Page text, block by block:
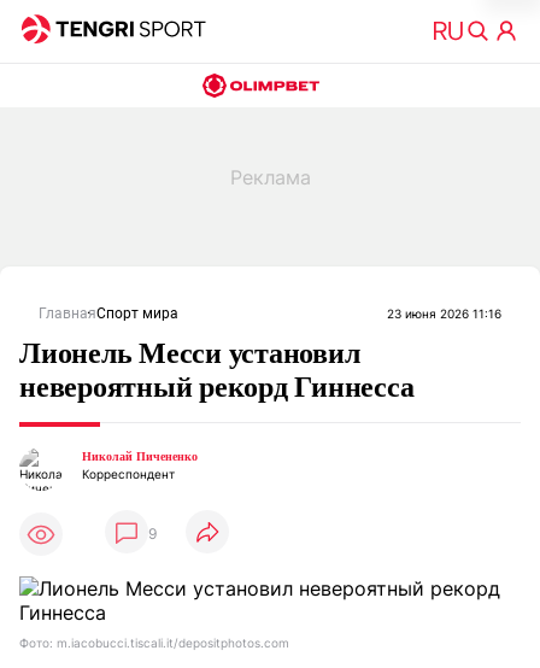
ГлавнаяСпорт мира 23 июня 2026 11:16
Лионель Месси установил
невероятный рекорд Гиннесса
Николай Пичененко
Корреспондент
9
Фото: m.iacobucci.tiscali.it/depositphotos.com